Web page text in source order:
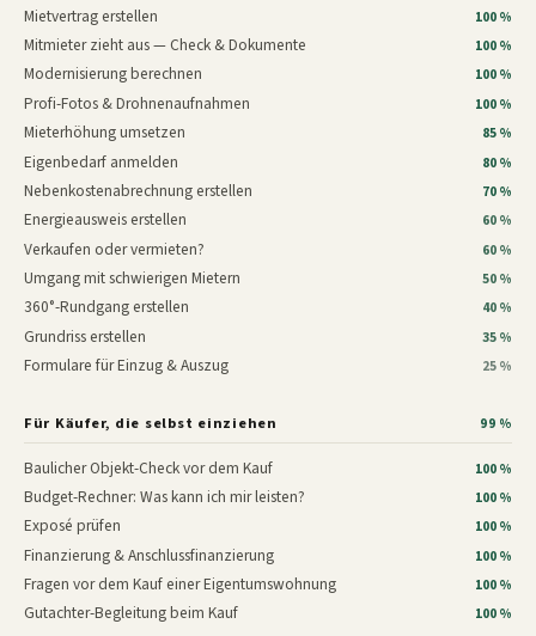
Mietvertrag erstellen 100 %
Mitmieter zieht aus — Check & Dokumente 100 %
Modernisierung berechnen 100 %
Profi-Fotos & Drohnenaufnahmen 100 %
Mieterhöhung umsetzen 85 %
Eigenbedarf anmelden 80 %
Nebenkostenabrechnung erstellen 70 %
Energieausweis erstellen 60 %
Verkaufen oder vermieten? 60 %
Umgang mit schwierigen Mietern 50 %
360°-Rundgang erstellen 40 %
Grundriss erstellen 35 %
Formulare für Einzug & Auszug 25 %
Für Käufer, die selbst einziehen 99 %
Baulicher Objekt-Check vor dem Kauf 100 %
Budget-Rechner: Was kann ich mir leisten? 100 %
Exposé prüfen 100 %
Finanzierung & Anschlussfinanzierung 100 %
Fragen vor dem Kauf einer Eigentumswohnung 100 %
Gutachter-Begleitung beim Kauf 100 %